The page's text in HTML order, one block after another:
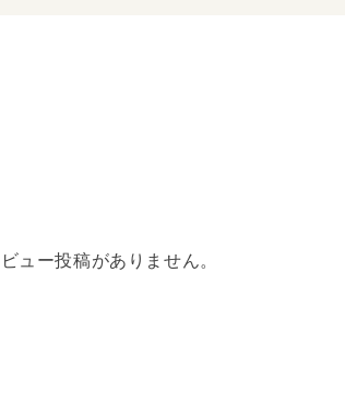
ュー投稿がありません。